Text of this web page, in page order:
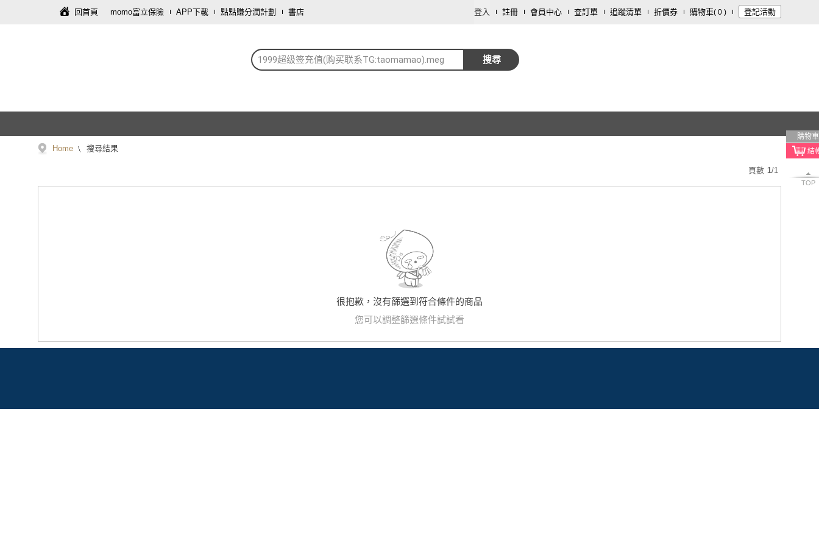
回首頁 momo富立保險 APP下載 點點賺分潤計劃 書店 登入 註冊 會員中心 查訂單 追蹤清單 折價券 購物車( 0 ) 登記活動
1999超级签充值(购买联系TG:taomamao).meg 搜尋
購物車
TOP
Home 搜尋結果
頁數 1/1
很抱歉，沒有篩選到符合條件的商品
您可以調整篩選條件試試看